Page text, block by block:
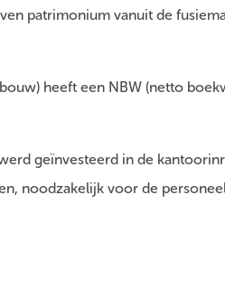
patrimonium vanuit de
heeft een NBW (netto
geïnvesteerd in de
noodzakelijk voor de